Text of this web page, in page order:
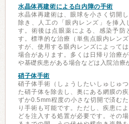
水晶体再建術による白内障の手術
水晶体再建術は、眼球を小さく切開
除き、人工の「眼内レンズ」を挿入
す。術後は点眼薬による、感染予防
す。標準的な治療（単焦点眼内レン
すが、使用する眼内レンズによって
場合があります。多くは日帰り治療
や基礎疾患がある場合などは入院治療
硝子体手術
硝子体手術（しょうしたいしゅじゅ
た硝子体を除去し、奥にある網膜の
ずか0.5mm程度の小さな切開で済む
り手術も可能です。ただし、疾患に
どを注入する処置が必要です。その